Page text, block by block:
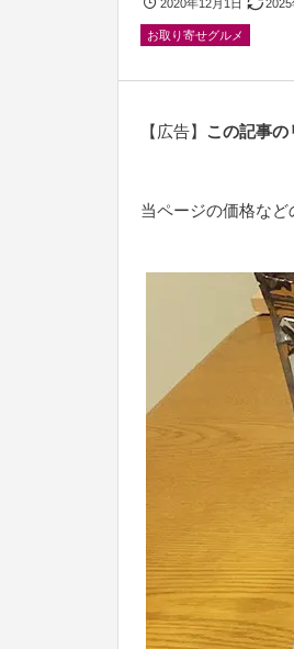
2020年12月1日 2025
お取り寄せグルメ
【広告】 この記事
当ページの価格など